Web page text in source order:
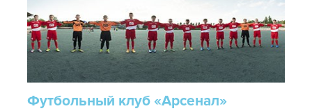
Футбольный клуб «Арсенал»